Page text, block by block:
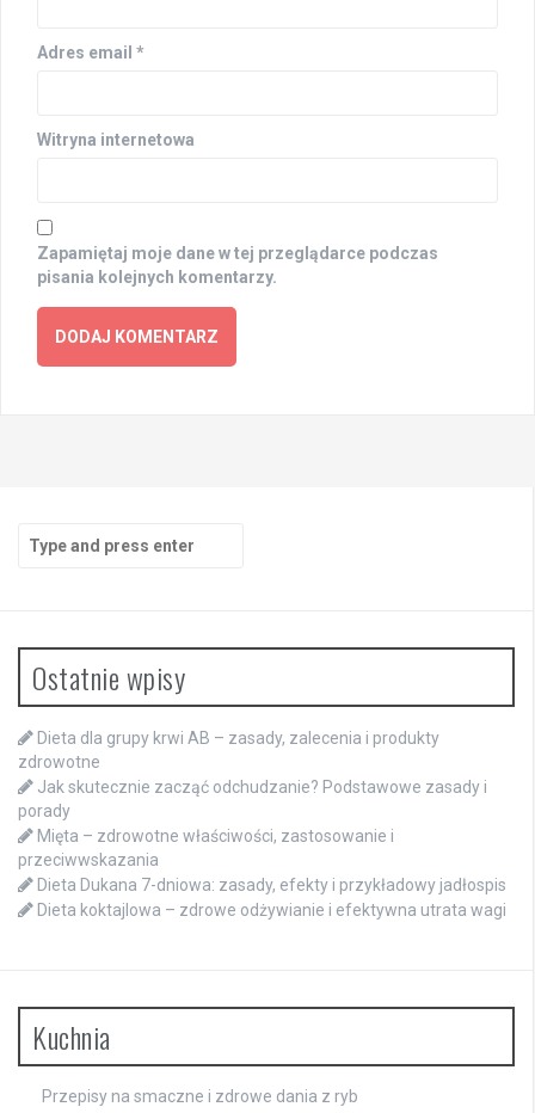
Adres email *
Witryna internetowa
Zapamiętaj moje dane w tej przeglądarce podczas
pisania kolejnych komentarzy.
for:
Ostatnie wpisy
Dieta dla grupy krwi AB – zasady, zalecenia i produkty
zdrowotne
Jak skutecznie zacząć odchudzanie? Podstawowe zasady i
porady
Mięta – zdrowotne właściwości, zastosowanie i
przeciwwskazania
Dieta Dukana 7-dniowa: zasady, efekty i przykładowy jadłospis
Dieta koktajlowa – zdrowe odżywianie i efektywna utrata wagi
Kuchnia
Przepisy na smaczne i zdrowe dania z ryb